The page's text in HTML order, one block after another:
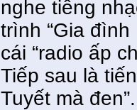
nghe tiếng
trình “Gia
cái “radio ấp
Tiếp sau là
Tuyết mà đen”.